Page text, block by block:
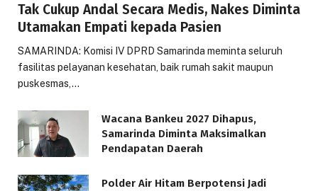
Tak Cukup Andal Secara Medis, Nakes Diminta
Utamakan Empati kepada Pasien
SAMARINDA: Komisi IV DPRD Samarinda meminta seluruh
fasilitas pelayanan kesehatan, baik rumah sakit maupun
puskesmas,…
Wacana Bankeu 2027 Dihapus,
Samarinda Diminta Maksimalkan
Pendapatan Daerah
Polder Air Hitam Berpotensi Jadi